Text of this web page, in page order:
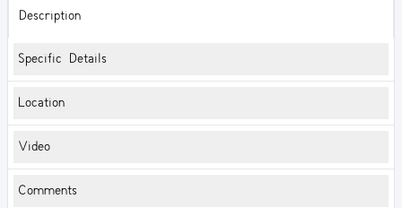
Description
Specific Details
Location
Video
Comments